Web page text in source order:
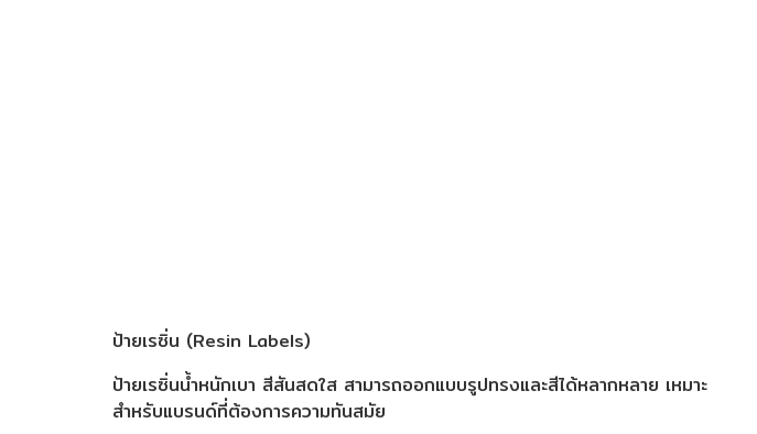
ป้ายเรซิ่น (Resin Labels)
ป้ายเรซิ่นน้ำหนักเบา สีสันสดใส สามารถออกแบบรูปทรงและสีได้หลากหลาย เหมาะ
สำหรับแบรนด์ที่ต้องการความทันสมัย